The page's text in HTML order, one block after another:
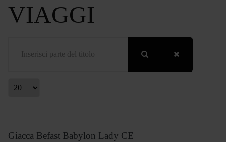
VIAGGI
Visualizza #
Giacca Befast Babylon Lady CE